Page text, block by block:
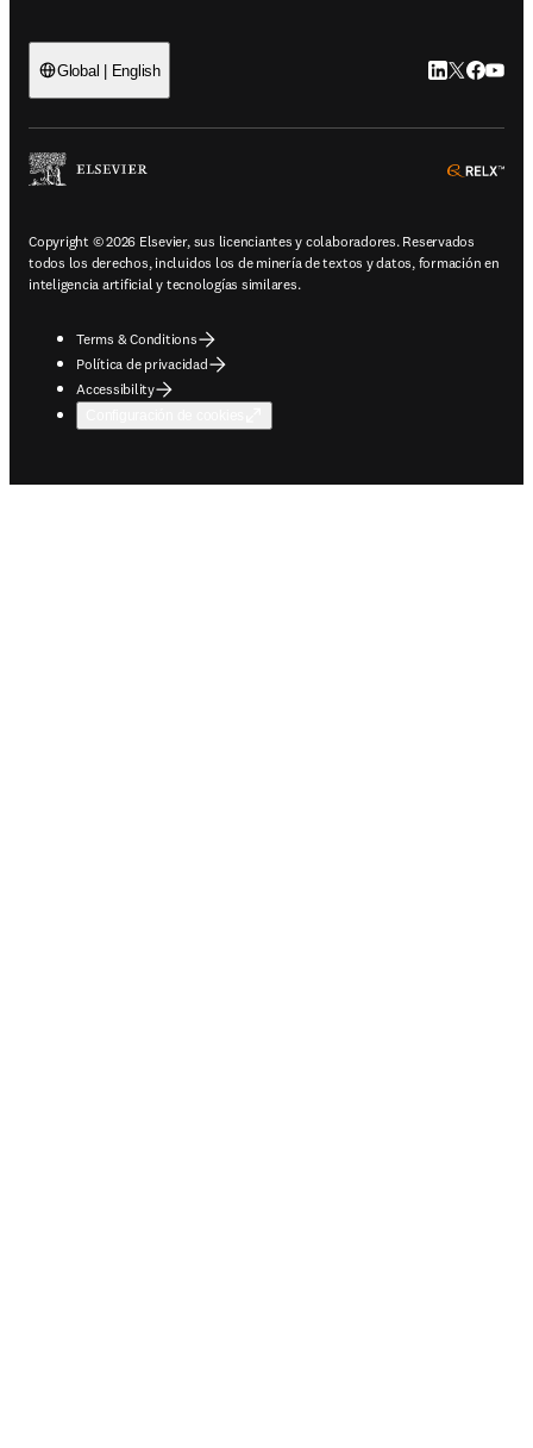
Global | English LinkedIn se
Twitter se
Copyright © 2026 Elsevier, sus licenciantes y colaboradores. Reservados
todos los derechos, incluidos los de minería de textos y datos, formación en
inteligencia artificial y tecnologías similares.
Terms & Conditions
Política de privacidad
Accessibility